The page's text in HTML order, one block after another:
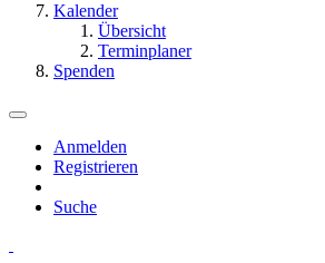
Kalender
Übersicht
Terminplaner
Spenden
Anmelden
Registrieren
Suche